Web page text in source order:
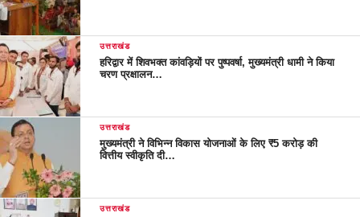
उत्तराखंड
हरिद्वार में शिवभक्त कांवड़ियों पर पुष्पवर्षा, मुख्यमंत्री धामी ने किया
चरण प्रक्षालन…
उत्तराखंड
मुख्यमंत्री ने विभिन्न विकास योजनाओं के लिए ₹5 करोड़ की
वित्तीय स्वीकृति दी…
उत्तराखंड